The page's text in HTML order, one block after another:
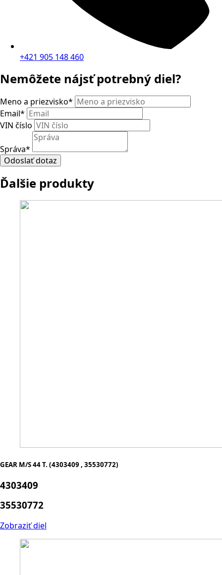
+421 905 148 460
Nemôžete nájsť potrebný diel?
Meno a priezvisko*
Email*
VIN číslo
Správa*
Odoslať dotaz
Ďalšie produkty
GEAR M/S 44 T. (4303409 , 35530772)
4303409
35530772
Zobraziť diel